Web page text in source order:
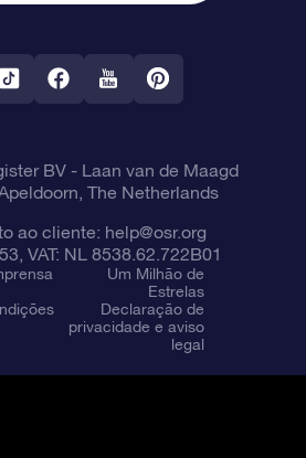
me to the stars
BV- Laan van de Maagd
The Netherlands
ao cliente: help@osr.org
VAT: NL 8538.62.722B01
Um Milhão de
Estrelas
Declaração de
privacidade e aviso
legal